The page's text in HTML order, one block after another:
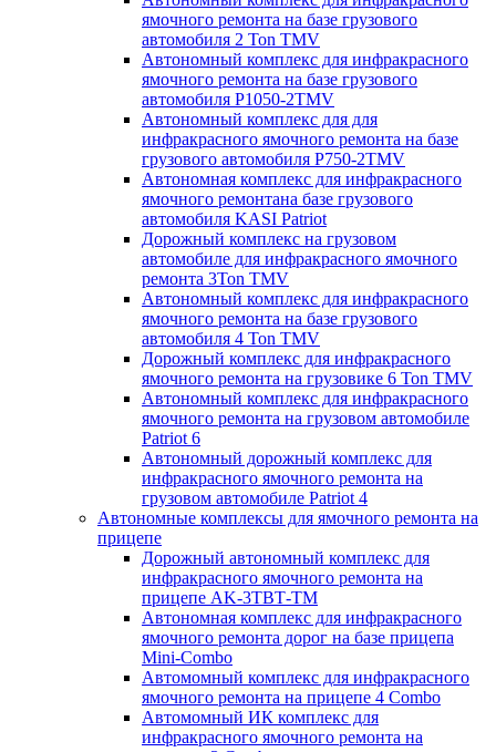
ямочного ремонта на базе грузового
автомобиля 2 Ton TMV
Автономный комплекс для инфракрасного
ямочного ремонта на базе грузового
автомобиля P1050-2TMV
Автономный комплекс для для
инфракрасного ямочного ремонта на базе
грузового автомобиля P750-2TMV
Автономная комплекс для инфракрасного
ямочного ремонтана базе грузового
автомобиля KASI Patriot
Дорожный комплекс на грузовом
автомобиле для инфракрасного ямочного
ремонта 3Ton TMV
Автономный комплекс для инфракрасного
ямочного ремонта на базе грузового
автомобиля 4 Ton TMV
Дорожный комплекс для инфракрасного
ямочного ремонта на грузовике 6 Ton TMV
Автономный комплекс для инфракрасного
ямочного ремонта на грузовом автомобиле
Patriot 6
Автономный дорожный комплекс для
инфракрасного ямочного ремонта на
грузовом автомобиле Patriot 4
Автономные комплексы для ямочного ремонта на
прицепе
Дорожный автономный комплекс для
инфракрасного ямочного ремонта на
прицепе AK-3ТВТ-ТМ
Автономная комплекс для инфракрасного
ямочного ремонта дорог на базе прицепа
Mini-Combo
Автомомный комплекс для инфракрасного
ямочного ремонта на прицепе 4 Combo
Автомомный ИК комплекс для
инфракрасного ямочного ремонта на